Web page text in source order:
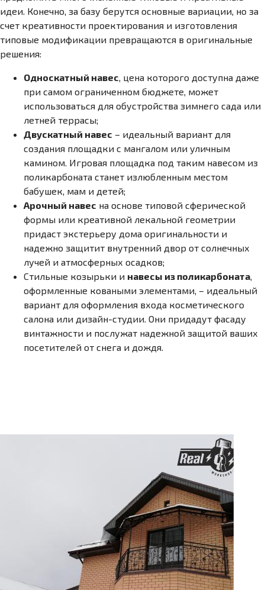
идеи. Конечно, за базу берутся основные вариации, но за
счет креативности проектирования и изготовления
типовые модификации превращаются в оригинальные
решения:
Односкатный навес , цена которого доступна даже
при самом ограниченном бюджете, может
использоваться для обустройства зимнего сада или
летней террасы;
Двускатный навес – идеальный вариант для
создания площадки с мангалом или уличным
камином. Игровая площадка под таким навесом из
поликарбоната станет излюбленным местом
бабушек, мам и детей;
Арочный навес на основе типовой сферической
формы или креативной лекальной геометрии
придаст экстерьеру дома оригинальности и
надежно защитит внутренний двор от солнечных
лучей и атмосферных осадков;
Стильные козырьки и навесы из поликарбоната
оформленные коваными элементами, – идеальный
вариант для оформления входа косметического
салона или дизайн-студии. Они придадут фасаду
винтажности и послужат надежной защитой ваших
посетителей от снега и дождя.